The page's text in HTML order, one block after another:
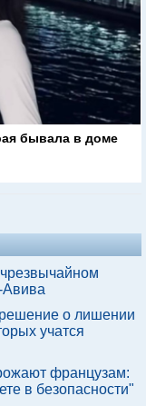
бывала в доме
Авива
о лишении
учатся
французам:
в безопасности"